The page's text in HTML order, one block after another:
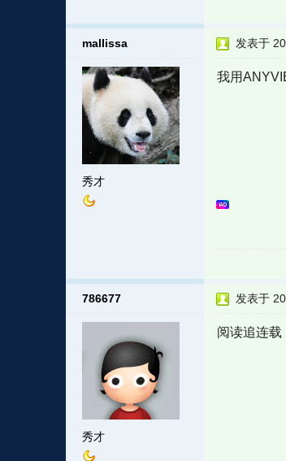
mallissa
秀才
发表于
我用
786677
秀才
发表于
阅读追连